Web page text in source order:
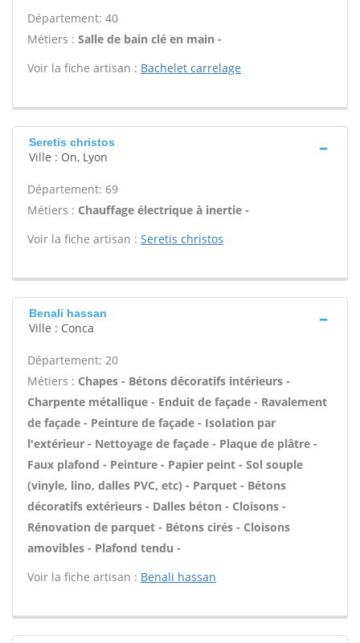
Département: 40
Métiers : Salle de bain clé en main -
Voir la fiche artisan : Bachelet carrelage
Seretis christos
Ville : On, Lyon
Département: 69
Métiers : Chauffage électrique à inertie -
Voir la fiche artisan : Seretis christos
Benali hassan
Ville : Conca
Département: 20
Métiers : Chapes - Bétons décoratifs intérieurs -
Charpente métallique - Enduit de façade - Ravalement
de façade - Peinture de façade - Isolation par
l'extérieur - Nettoyage de façade - Plaque de plâtre -
Faux plafond - Peinture - Papier peint - Sol souple
(vinyle, lino, dalles PVC, etc) - Parquet - Bétons
décoratifs extérieurs - Dalles béton - Cloisons -
Rénovation de parquet - Bétons cirés - Cloisons
amovibles - Plafond tendu -
Voir la fiche artisan : Benali hassan